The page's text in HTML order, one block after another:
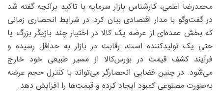
محمدرضا اعلمی، کارشناس بازار سرمایه با تاکید برآنچه گفته شد
در گفت‌وگو با مدار اقتصادی بیان کرد: در شرایط انحصاری زمانی
که بخش عمده‌ای از عرضه یک کالا در اختیار چند بازیگر بزرگ یا
حتی یک تولیدکننده است، رقابت در بازار به حداقل رسیده و
فرآیند کشف قیمت در بورس‌کالا از مسیر طبیعی خود خارج
می‌شود. در چنین فضایی انحصارگر می‌تواند با کنترل حجم عرضه
به‌صورت مصنوعی کمبود ایجاد کرده و قیمت‌ها را افزایش دهد.